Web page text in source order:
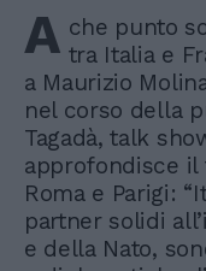
A che punto
tra Italia e
a Maurizio
nel corso della
Tagadà, talk
approfondisce
Roma e Parigi:
partner solidi
e della Nato,